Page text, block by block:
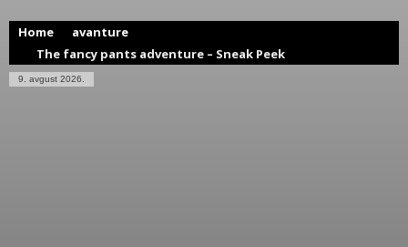
Home
avanture
The fancy pants adventure – Sneak Peek
9. avgust 2026.